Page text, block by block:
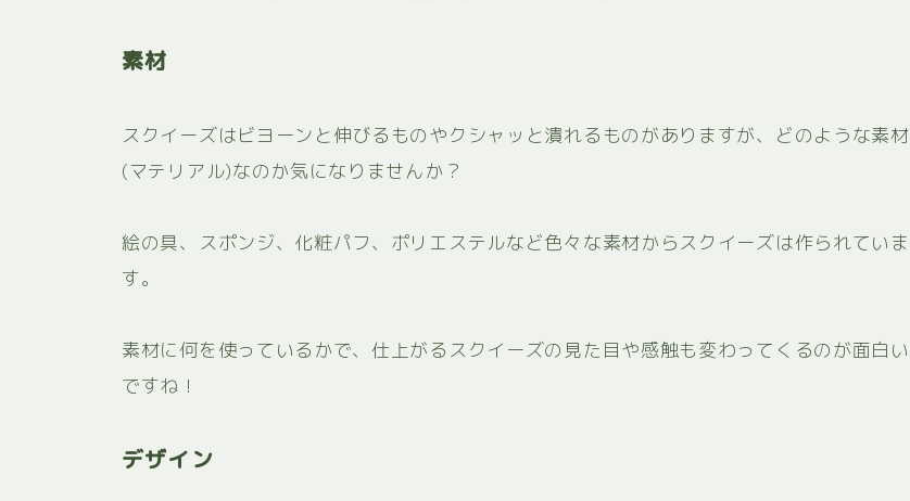
素材
スクイーズはビヨーンと伸びるものやクシャッと潰れるものがありますが、どのような素材
(マテリアル)なのか気になりませんか？
絵の具、スポンジ、化粧パフ、ポリエステルなど色々な素材からスクイーズは作られていま
す。
素材に何を使っているかで、仕上がるスクイーズの見た目や感触も変わってくるのが面白い
ですね！
デザイン